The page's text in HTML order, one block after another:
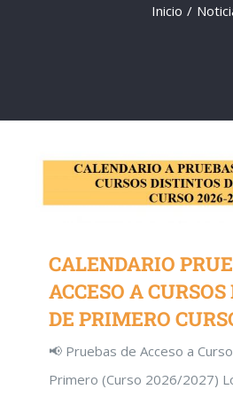
Inicio
CALENDARIO
ACCESO A
DE PRIMERO
📢 Pruebas de Acceso a
Primero (Curso 2026/2027)